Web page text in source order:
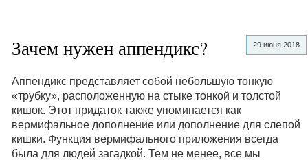
29 июня 2018
Зачем нужен аппендикс?
Аппендикс представляет собой небольшую тонкую
«трубку», расположенную на стыке тонкой и толстой
кишок. Этот придаток также упоминается как
вермифальное дополнение или дополнение для слепой
кишки. Функция вермифального приложения всегда
была для людей загадкой. Тем не менее, все мы